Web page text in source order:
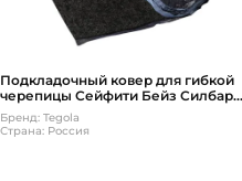
Подкладочный ковер для гибкой
черепицы Сейфити Бейз Силбар
Супер 15 кв.м./рул Tegola
Бренд: Tegola
Страна: Россия